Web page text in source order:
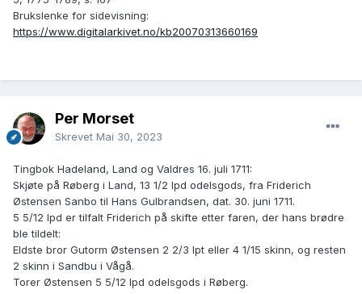
Brukslenke for sidevisning:
https://www.digitalarkivet.no/kb20070313660169
Per Morset
Skrevet Mai 30, 2023
Tingbok Hadeland, Land og Valdres 16. juli 1711:
Skjøte på Røberg i Land, 13 1/2 lpd odelsgods, fra Friderich
Østensen Sanbo til Hans Gulbrandsen, dat. 30. juni 1711.
5 5/12 lpd er tilfalt Friderich på skifte etter faren, der hans brødre
ble tildelt:
Eldste bror Gutorm Østensen 2 2/3 lpt eller 4 1/15 skinn, og resten
2 skinn i Sandbu i Vågå.
Torer Østensen 5 5/12 lpd odelsgods i Røberg.